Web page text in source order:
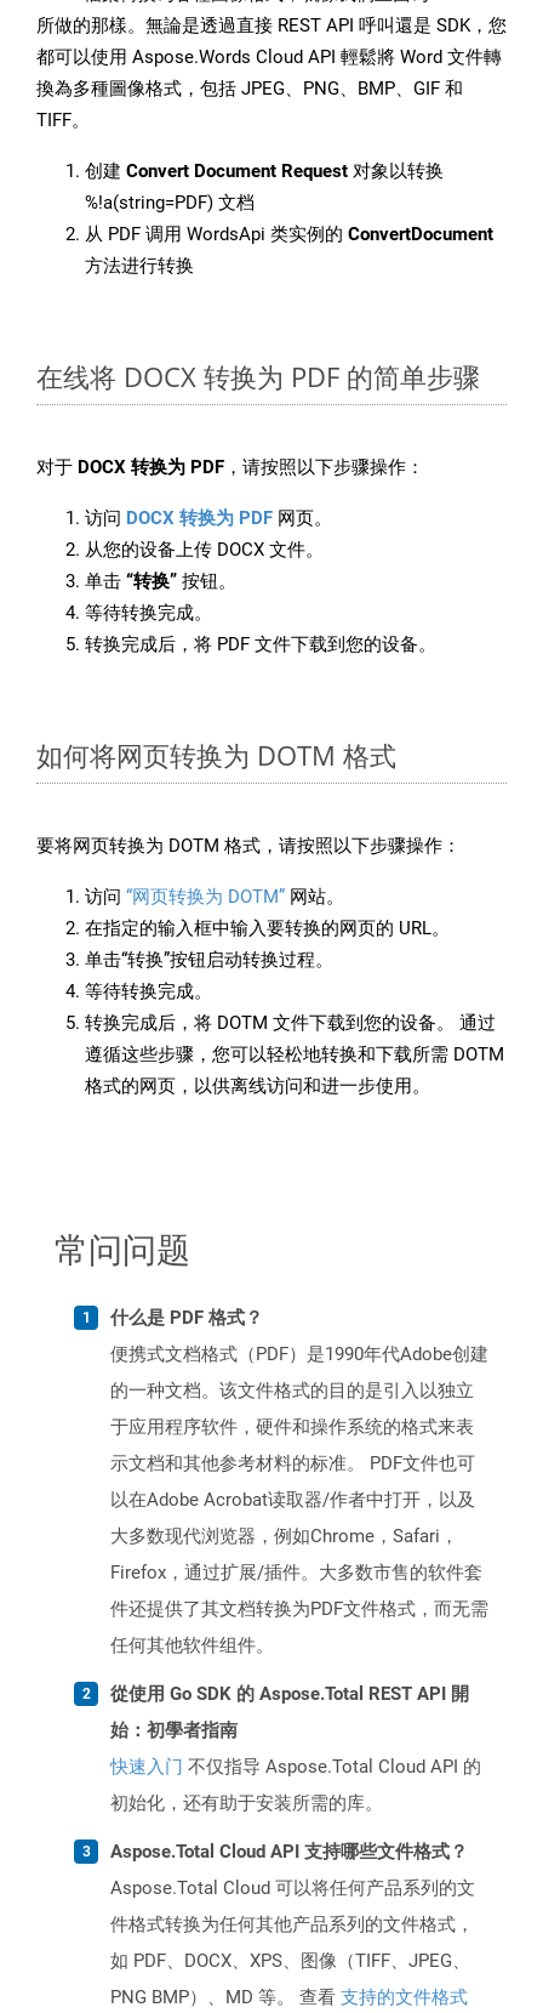
所做的那樣。無論是透過直接 REST API 呼叫還是 SDK，您
都可以使用 Aspose.Words Cloud API 輕鬆將 Word 文件轉
換為多種圖像格式，包括 JPEG、PNG、BMP、GIF 和
TIFF。
创建 Convert Document Request 对象以转换
%!a(string=PDF) 文档
从 PDF 调用 WordsApi 类实例的 ConvertDocument
方法进行转换
在线将 DOCX 转换为 PDF 的简单步骤
对于 DOCX 转换为 PDF ，请按照以下步骤操作：
访问 DOCX 转换为 PDF 网页。
从您的设备上传 DOCX 文件。
单击 “转换” 按钮。
等待转换完成。
转换完成后，将 PDF 文件下载到您的设备。
如何将网页转换为 DOTM 格式
要将网页转换为 DOTM 格式，请按照以下步骤操作：
访问 “网页转换为 DOTM” 网站。
在指定的输入框中输入要转换的网页的 URL。
单击“转换”按钮启动转换过程。
等待转换完成。
转换完成后，将 DOTM 文件下载到您的设备。 通过
遵循这些步骤，您可以轻松地转换和下载所需 DOTM
格式的网页，以供离线访问和进一步使用。
常问问题
什么是 PDF 格式？
便携式文档格式（PDF）是1990年代Adobe创建
的一种文档。该文件格式的目的是引入以独立
于应用程序软件，硬件和操作系统的格式来表
示文档和其他参考材料的标准。 PDF文件也可
以在Adobe Acrobat读取器/作者中打开，以及
大多数现代浏览器，例如Chrome，Safari，
Firefox，通过扩展/插件。大多数市售的软件套
件还提供了其文档转换为PDF文件格式，而无需
任何其他软件组件。
從使用 Go SDK 的 Aspose.Total REST API 開
始：初學者指南
快速入门 不仅指导 Aspose.Total Cloud API 的
初始化，还有助于安装所需的库。
Aspose.Total Cloud API 支持哪些文件格式？
Aspose.Total Cloud 可以将任何产品系列的文
件格式转换为任何其他产品系列的文件格式，
如 PDF、DOCX、XPS、图像（TIFF、JPEG、
PNG BMP）、MD 等。 查看 支持的文件格式